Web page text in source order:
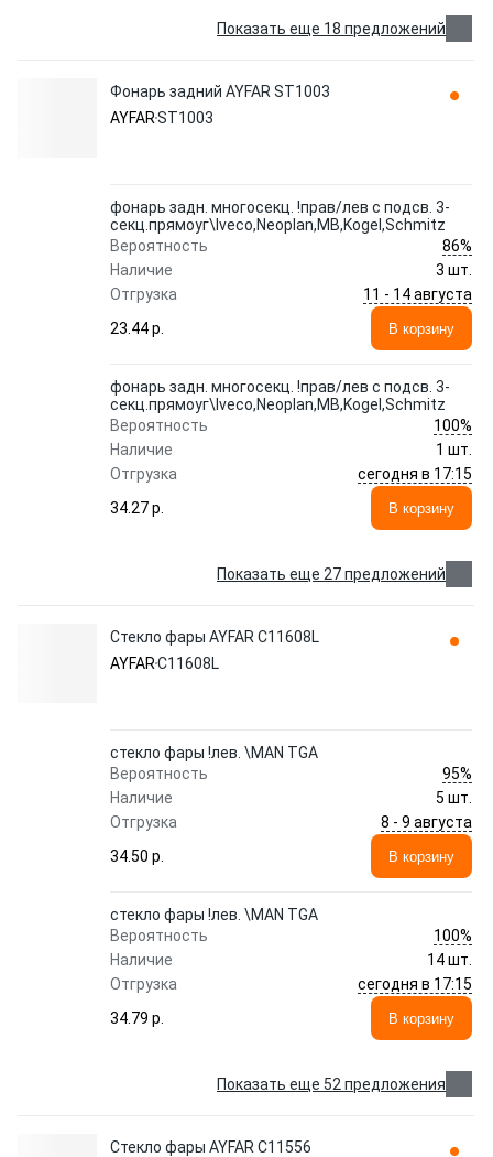
Показать еще 18 предложений
Фонарь задний AYFAR ST1003
AYFARST1003
фонарь задн. многосекц. !прав/лев с подсв. 3-
секц.прямоуг\Iveco,Neoplan,MB,Kogel,Schmitz
Вероятность
86%
Наличие
3 шт.
Отгрузка
11 - 14 августа
23.44 p.
В корзину
фонарь задн. многосекц. !прав/лев с подсв. 3-
секц.прямоуг\Iveco,Neoplan,MB,Kogel,Schmitz
Вероятность
100%
Наличие
1 шт.
Отгрузка
сегодня в 17:15
34.27 p.
В корзину
Показать еще 27 предложений
Стекло фары AYFAR C11608L
AYFARC11608L
cтекло фары !лев. \MAN TGA
Вероятность
95%
Наличие
5 шт.
Отгрузка
8 - 9 августа
34.50 p.
В корзину
cтекло фары !лев. \MAN TGA
Вероятность
100%
Наличие
14 шт.
Отгрузка
сегодня в 17:15
34.79 p.
В корзину
Показать еще 52 предложения
Стекло фары AYFAR C11556